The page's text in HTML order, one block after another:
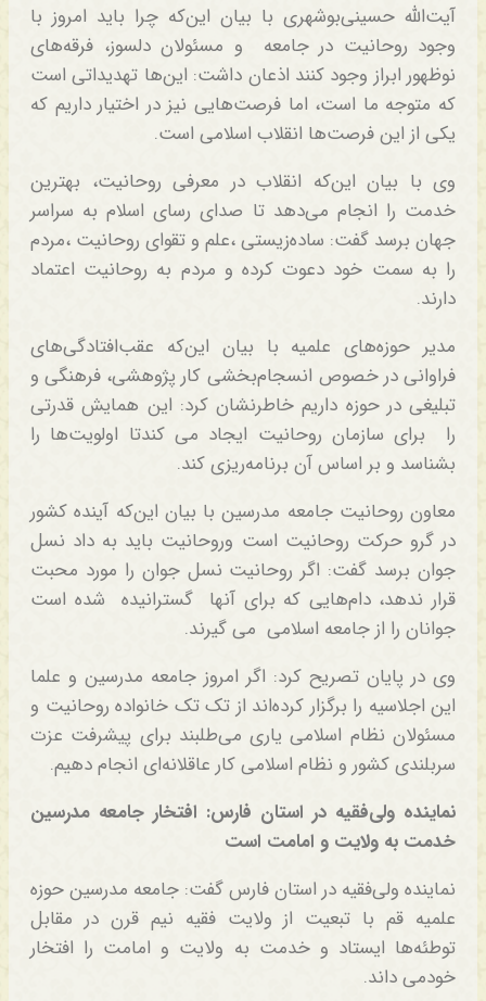
آیت‌الله حسینی‌بوشهری با بیان این‌که چرا باید امروز با
وجود روحانیت در جامعه و مسئولان دلسوز، فرقه‌های
نوظهور ابراز وجود کنند اذعان داشت: این‌ها تهدیداتی است
که متوجه ما است، اما فرصت‌هایی نیز در اختیار داریم که
یکی از این فرصت‌ها انقلاب اسلامی است.
وی با بیان این‌که انقلاب در معرفی روحانیت، بهترین
خدمت را انجام می‌دهد تا صدای رسای اسلام به سراسر
جهان برسد گفت: ساده‌زیستی ،علم و تقوای روحانیت ،مردم
را به سمت خود دعوت کرده و مردم به روحانیت اعتماد
دارند.
مدیر حوزه‌های علمیه با بیان این‌که عقب‌افتادگی‌های
فراوانی در خصوص انسجام‌بخشی کار پژوهشی، فرهنگی و
تبلیغی در حوزه داریم خاطرنشان کرد: این همایش قدرتی
را برای سازمان روحانیت ایجاد می کندتا اولویت‌ها را
بشناسد و بر اساس آن برنامه‌ریزی کند.
معاون روحانیت جامعه مدرسین با بیان این‌که آینده کشور
در گرو حرکت روحانیت است وروحانیت باید به داد نسل
جوان برسد گفت: اگر روحانیت نسل جوان را مورد محبت
قرار ندهد، دام‌هایی که برای آنها گسترانیده شده است
جوانان را از جامعه اسلامی می گیرند.
وی در پایان تصریح کرد: اگر امروز جامعه مدرسین و علما
این اجلاسیه را برگزار کرده‌اند از تک تک خانواده روحانیت و
مسئولان نظام اسلامی یاری می‌طلبند برای پیشرفت عزت
سربلندی کشور و نظام اسلامی کار عاقلانه‌ای انجام دهیم.
نماینده ولی‌فقیه در استان فارس: افتخار جامعه مدرسین
خدمت به ولایت و امامت است
نماینده ولی‌فقیه در استان فارس گفت: جامعه مدرسین حوزه
علمیه قم با تبعیت از ولایت فقیه نیم‌ قرن در مقابل
توطئه‌ها ایستاد و خدمت به ولایت و امامت را افتخار
خودمی داند.